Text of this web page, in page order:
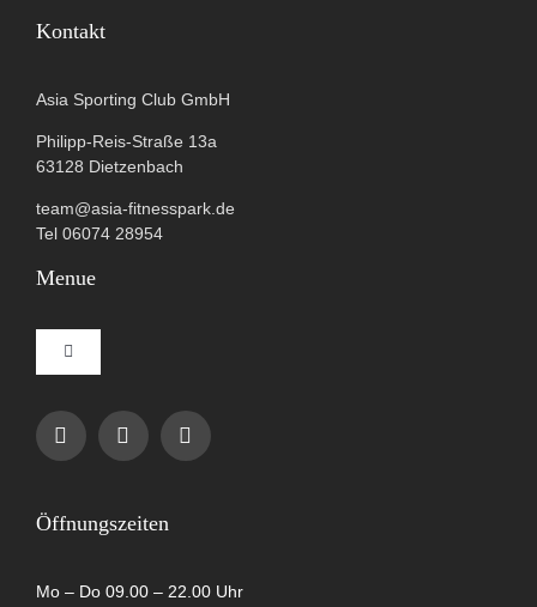
Kontakt
Asia Sporting Club GmbH
Philipp-Reis-Straße 13a
63128 Dietzenbach
team@asia-fitnesspark.de
Tel 06074 28954
Menue
Toggle
Navigation
Impressum
Öffnungszeiten
Mo – Do 09.00 – 22.00 Uhr